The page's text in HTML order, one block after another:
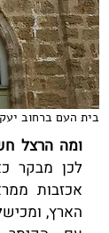
בית העם ברחוב יעקב
ומה הרצל
לכן מבקר
אכזבות
הארץ,